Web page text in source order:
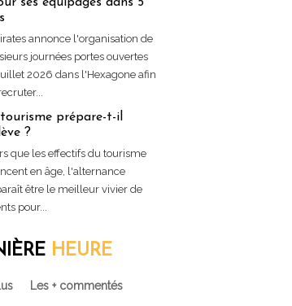
annonce l'organisation de
journées portes ouvertes
2026 dans l'Hexagone afin
prépare-t-il
?
que les effectifs du tourisme
en âge, l'alternance
être le meilleur vivier de
pour...
HEURE
Les + commentés